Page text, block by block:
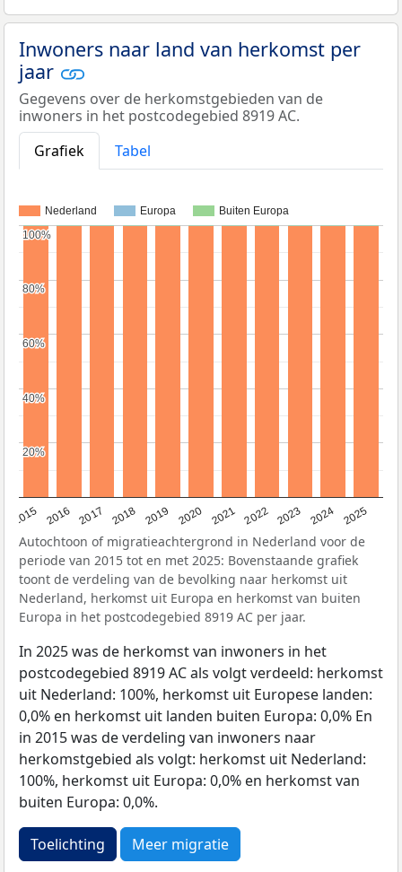
Inwoners naar land van herkomst per
jaar
Gegevens over de herkomstgebieden van de
inwoners in het postcodegebied 8919 AC.
Grafiek
Tabel
Nederland Europa Buiten Europa
2015 2016 2017 2018 2019 2020 2021 2022 2023 2024 2025
20%
20%
40%
40%
60%
60%
80%
80%
100%
100%
Autochtoon of migratieachtergrond in Nederland voor de
periode van 2015 tot en met 2025: Bovenstaande grafiek
toont de verdeling van de bevolking naar herkomst uit
Nederland, herkomst uit Europa en herkomst van buiten
Europa in het postcodegebied 8919 AC per jaar.
In 2025 was de herkomst van inwoners in het
postcodegebied 8919 AC als volgt verdeeld: herkomst
uit Nederland: 100%, herkomst uit Europese landen:
0,0% en herkomst uit landen buiten Europa: 0,0% En
in 2015 was de verdeling van inwoners naar
herkomstgebied als volgt: herkomst uit Nederland:
100%, herkomst uit Europa: 0,0% en herkomst van
buiten Europa: 0,0%.
Toelichting Meer migratie